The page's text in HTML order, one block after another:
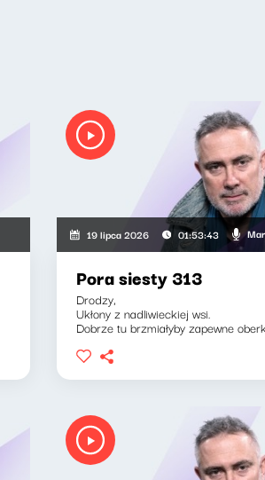
19 lipca 2026 01:53:43
Pora siesty 313
Drodzy,
Ukłony z nadliwieckiej wsi.
Dobrze tu brzmiałyby zapewne